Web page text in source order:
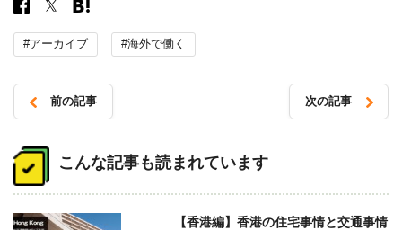
#アーカイブ #海外で働く
稿
ナ
前の記事 次の記事
こんな記事も読まれています
【香港編】香港の住宅事情と交通事情